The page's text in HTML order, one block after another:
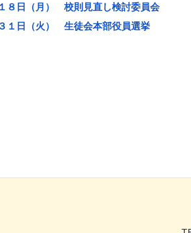
８日（月） 校則見直し検討委員会
１日（火） 生徒会本部役員選挙